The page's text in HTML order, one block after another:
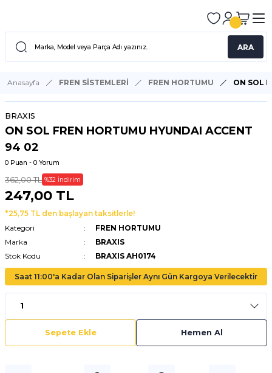
ARA
Anasayfa FREN SİSTEMLERİ FREN HORTUMU ON SOL
BRAXIS
ON SOL FREN HORTUMU HYUNDAI ACCENT
94 02
0 Puan - 0 Yorum
362,00 TL %32 İndirim
247,00 TL
*25,75 TL den başlayan taksitlerle!
Kategori
FREN HORTUMU
Marka
BRAXIS
Stok Kodu
BRAXIS AH0174
Saat 11:00'a Kadar Olan Siparişler Aynı Gün Kargoya Verilecektir
Sepete Ekle Hemen Al